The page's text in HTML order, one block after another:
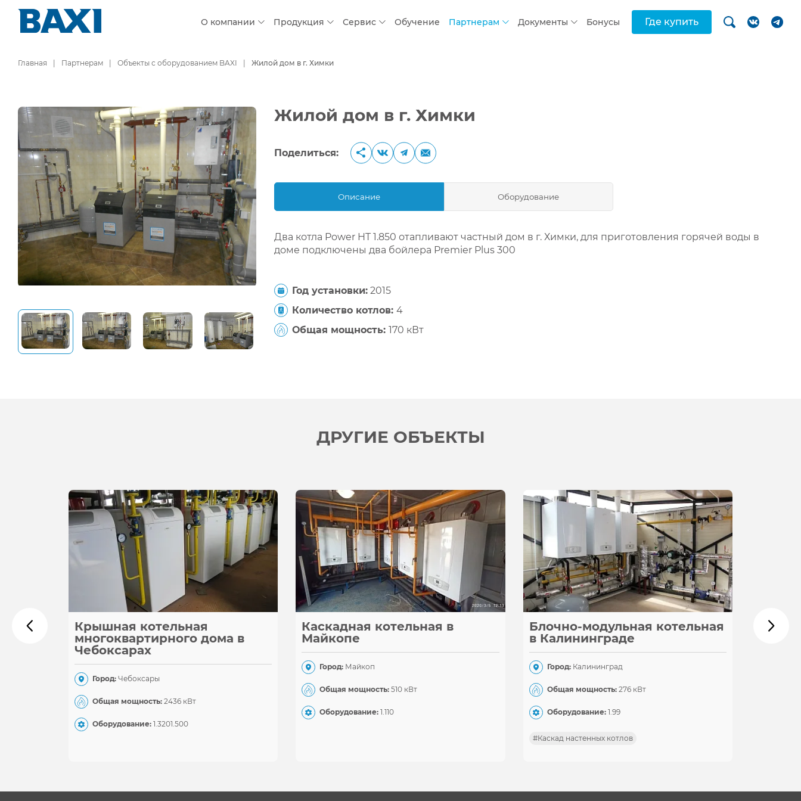
О компании Продукция Сервис Обучение Партнерам Документы Бонусы Где купить
Главная Партнерам Объекты с оборудованием BAXI Жилой дом в г. Химки
Жилой дом в г. Химки
Поделиться:
Описание Оборудование
Два котла Power HT 1.850 отапливают частный дом в г. Химки, для приготовления горячей воды в
доме подключены два бойлера Premier Plus 300
Год установки: 2015
Количество котлов: 4
Общая мощность: 170 кВт
ДРУГИЕ ОБЪЕКТЫ
Крышная котельная
многоквартирного дома в
Чебоксарах
Город: Чебоксары
Общая мощность: 2436 кВт
Оборудование: 1.3201.500
Каскадная котельная в
Майкопе
Город: Майкоп
Общая мощность: 510 кВт
Оборудование: 1.110
Блочно-модульная котельная
в Калининграде
Город: Калининград
Общая мощность:276 кВт
Оборудование: 1.99
#Каскад настенных котлов